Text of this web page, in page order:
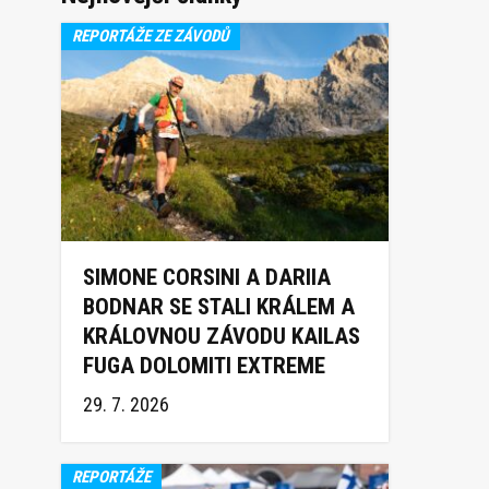
REPORTÁŽE ZE ZÁVODŮ
SIMONE CORSINI A DARIIA
BODNAR SE STALI KRÁLEM A
KRÁLOVNOU ZÁVODU KAILAS
FUGA DOLOMITI EXTREME
TRAIL 2026
29. 7. 2026
REPORTÁŽE